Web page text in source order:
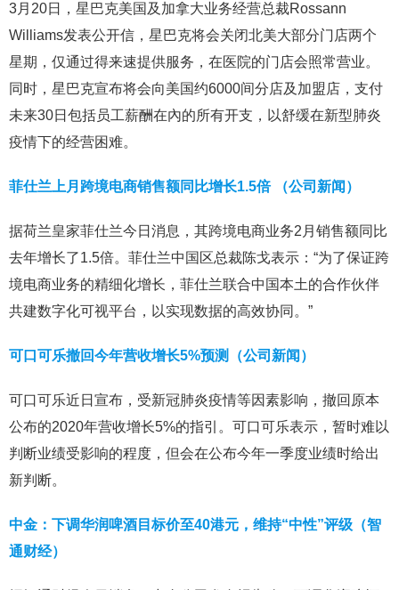
3月20日，星巴克美国及加拿大业务经营总裁Rossann
Williams发表公开信，星巴克将会关闭北美大部分门店两个
星期，仅通过得来速提供服务，在医院的门店会照常营业。
同时，星巴克宣布将会向美国约6000间分店及加盟店，支付
未来30日包括员工薪酬在內的所有开支，以舒缓在新型肺炎
疫情下的经营困难。
菲仕兰上月跨境电商销售额同比增长1.5倍 （公司新闻）
据荷兰皇家菲仕兰今日消息，其跨境电商业务2月销售额同比
去年增长了1.5倍。菲仕兰中国区总裁陈戈表示：“为了保证跨
境电商业务的精细化增长，菲仕兰联合中国本土的合作伙伴
共建数字化可视平台，以实现数据的高效协同。”
可口可乐撤回今年营收增长5%预测（公司新闻）
可口可乐近日宣布，受新冠肺炎疫情等因素影响，撤回原本
公布的2020年营收增长5%的指引。可口可乐表示，暂时难以
判断业绩受影响的程度，但会在公布今年一季度业绩时给出
新判断。
中金：下调华润啤酒目标价至40港元，维持“中性”评级（智
通财经）